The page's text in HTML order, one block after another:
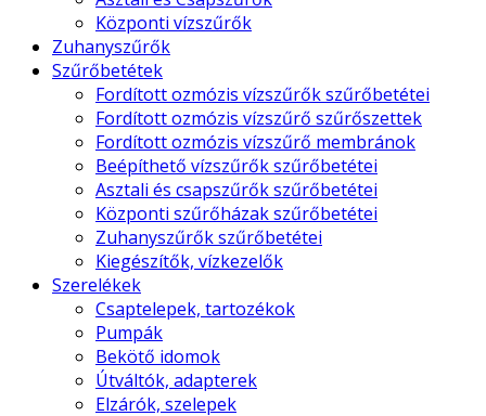
Központi vízszűrők
Zuhanyszűrők
Szűrőbetétek
Fordított ozmózis vízszűrők szűrőbetétei
Fordított ozmózis vízszűrő szűrőszettek
Fordított ozmózis vízszűrő membránok
Beépíthető vízszűrők szűrőbetétei
Asztali és csapszűrők szűrőbetétei
Központi szűrőházak szűrőbetétei
Zuhanyszűrők szűrőbetétei
Kiegészítők, vízkezelők
Szerelékek
Csaptelepek, tartozékok
Pumpák
Bekötő idomok
Útváltók, adapterek
Elzárók, szelepek